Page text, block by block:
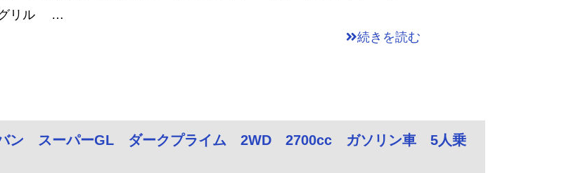
リル …
続きを読む
ン スーパーGL ダークプライム 2WD 2700cc ガソリン車 5人乗